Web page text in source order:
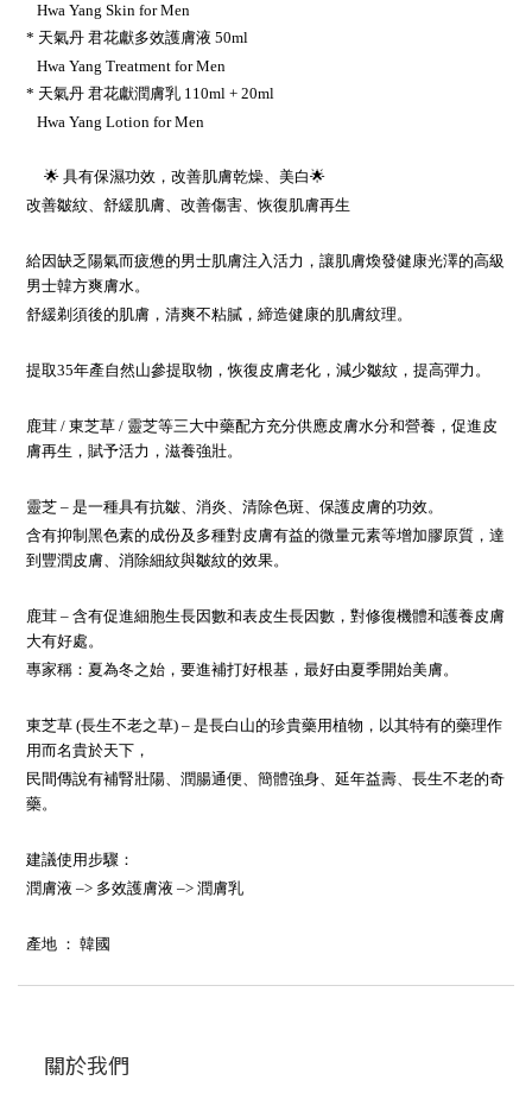
Hwa Yang Skin for Men
* 天氣丹 君花獻多效護膚液 50ml
Hwa Yang Treatment for Men
* 天氣丹 君花獻潤膚乳 110ml + 20ml
Hwa Yang Lotion for Men
🌟 具有保濕功效，改善肌膚乾燥、美白🌟
改善皺紋、舒緩肌膚、改善傷害、恢復肌膚再生
給因缺乏陽氣而疲憊的男士肌膚注入活力，讓肌膚煥發健康光澤的高級
男士韓方爽膚水。
舒緩剃須後的肌膚，清爽不粘膩，締造健康的肌膚紋理。
提取35年產自然山參提取物，恢復皮膚老化，減少皺紋，提高彈力。
鹿茸 / 東芝草 / 靈芝等三大中藥配方充分供應皮膚水分和營養，促進皮
膚再生，賦予活力，滋養強壯。
靈芝 – 是一種具有抗皺、消炎、清除色斑、保護皮膚的功效。
含有抑制黑色素的成份及多種對皮膚有益的微量元素等增加膠原質，達
到豐潤皮膚、消除細紋與皺紋的效果。
鹿茸 – 含有促進細胞生長因數和表皮生長因數，對修復機體和護養皮膚
大有好處。
專家稱：夏為冬之始，要進補打好根基，最好由夏季開始美膚。
東芝草 (長生不老之草) – 是長白山的珍貴藥用植物，以其特有的藥理作
用而名貴於天下，
民間傳說有補腎壯陽、潤腸通便、簡體強身、延年益壽、長生不老的奇
藥。
建議使用步驟：
潤膚液 –> 多效護膚液 –> 潤膚乳
產地 ： 韓國
關於我們